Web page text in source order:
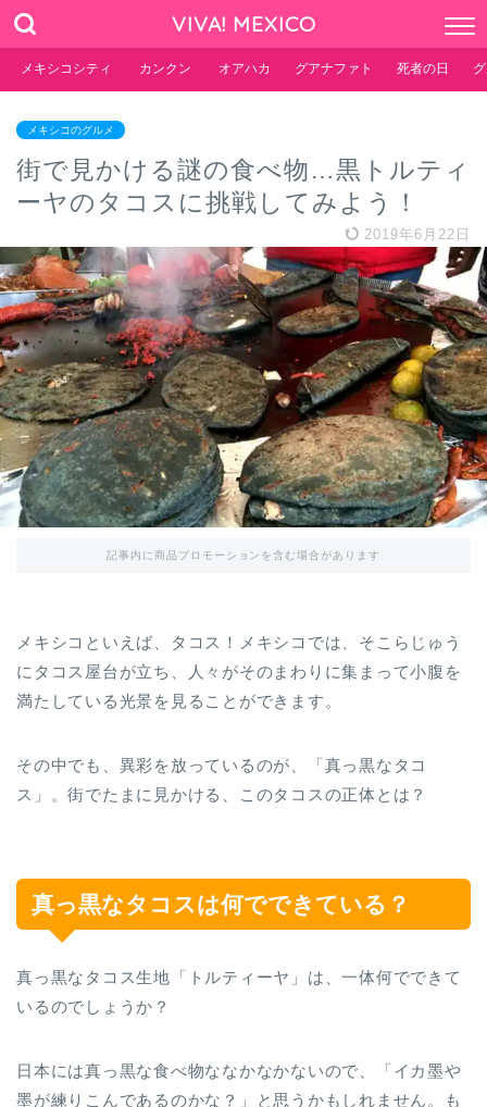
VIVA! MEXICO
メキシコシティ カンクン オアハカ グアナファト 死者の日
メキシコのグルメ
街で見かける謎の食べ物…黒トルティ
ーヤのタコスに挑戦してみよう！
2019年6月22日
記事内に商品プロモーションを含む場合があります
メキシコといえば、タコス！メキシコでは、そこらじゅう
にタコス屋台が立ち、人々がそのまわりに集まって小腹を
満たしている光景を見ることができます。
その中でも、異彩を放っているのが、「真っ黒なタコ
ス」。街でたまに見かける、このタコスの正体とは？
真っ黒なタコスは何でできている？
真っ黒なタコス生地「トルティーヤ」は、一体何でできて
いるのでしょうか？
日本には真っ黒な食べ物ななかなかないので、「イカ墨や
墨が練りこんであるのかな？」と思うかもしれません。も